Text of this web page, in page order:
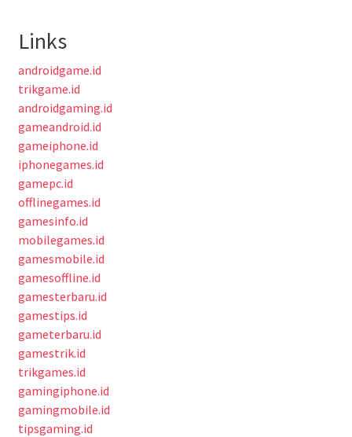
Links
androidgame.id
trikgame.id
androidgaming.id
gameandroid.id
gameiphone.id
iphonegames.id
gamepc.id
offlinegames.id
gamesinfo.id
mobilegames.id
gamesmobile.id
gamesoffline.id
gamesterbaru.id
gamestips.id
gameterbaru.id
gamestrik.id
trikgames.id
gamingiphone.id
gamingmobile.id
tipsgaming.id